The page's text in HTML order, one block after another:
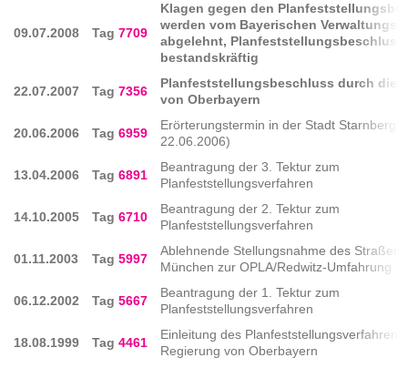
09.07.2008 Tag 7709
Klagen gegen den
werden vom Bayerischen
abgelehnt, Planfeststellungsbeschluss
bestandskräftig
22.07.2007 Tag 7356
Planfeststellungsbeschluss durch die
von Oberbayern
20.06.2006 Tag 6959
Erörterungstermin in der Stadt Starnberg
22.06.2006)
13.04.2006 Tag 6891
Beantragung der 3. Tektur zum
Planfeststellungsverfahren
14.10.2005 Tag 6710
Beantragung der 2. Tektur zum
Planfeststellungsverfahren
01.11.2003 Tag 5997
Ablehnende Stellungsnahme des
München zur OPLA/Redwitz-Umfahrung
06.12.2002 Tag 5667
Beantragung der 1. Tektur zum
Planfeststellungsverfahren
18.08.1999 Tag 4461
Einleitung des
Regierung von Oberbayern